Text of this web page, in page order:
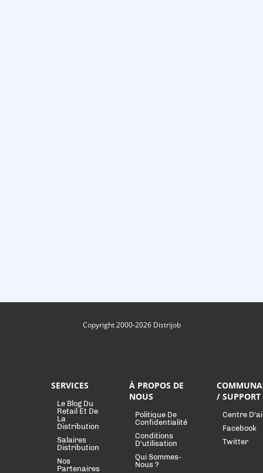
Copyright 2000-2026 Distrijob
SERVICES
Le Blog Du
Retail Et De
La
Distribution
Salaires
Distribution
Nos
Partenaires
À PROPOS DE
NOUS
Politique De
Confidentialité
Conditions
D'utilisation
Qui Sommes-
Nous ?
/ SUPPORT
Centre
Facebook
Twitter